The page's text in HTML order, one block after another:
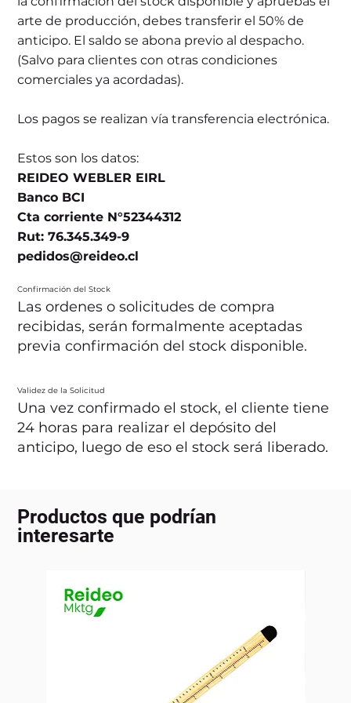
arte de producción, debes transferir el 50% de
anticipo. El saldo se abona previo al despacho.
(Salvo para clientes con otras condiciones
comerciales ya acordadas).
Los pagos se realizan vía transferencia electrónica.
Estos son los datos:
REIDEO WEBLER EIRL
Banco BCI
Cta corriente N°52344312
Rut: 76.345.349-9
pedidos@reideo.cl
Confirmación del Stock
Las ordenes o solicitudes de compra
recibidas, serán formalmente aceptadas
previa confirmación del stock disponible.
Validez de la Solicitud
Una vez confirmado el stock, el cliente tiene
24 horas para realizar el depósito del
anticipo, luego de eso el stock será liberado.
Productos que podrían
interesarte